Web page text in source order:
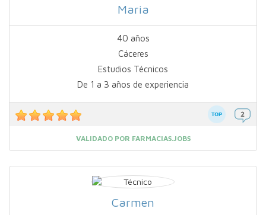
Maria
40 años
Cáceres
Estudios Técnicos
De 1 a 3 años de experiencia
VALIDADO POR FARMACIAS.JOBS
Carmen